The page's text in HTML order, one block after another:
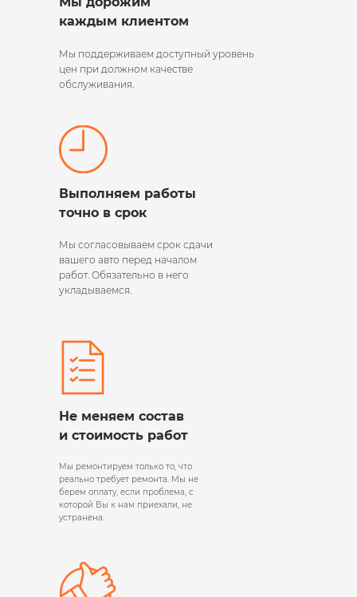
каждым клиентом
Выполняем работы
точно в срок
Мы согласовываем срок сдачи
вашего авто перед началом
работ. Обязательно в него
укладываемся.
Мы поддерживаем доступный уровень
цен при должном качестве
обслуживания.
Мы ремонтируем только то, что
реально требует ремонта. Мы не
берем оплату, если проблема, с
которой Вы к нам приехали, не
устранена.
Не меняем состав
и стоимость работ